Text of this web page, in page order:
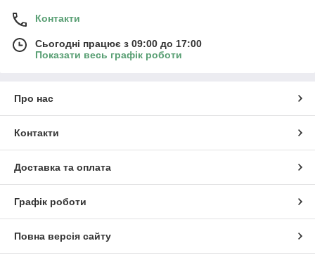
Контакти
Сьогодні працює з 09:00 до 17:00
Показати весь графік роботи
Про нас
Контакти
Доставка та оплата
Графік роботи
Повна версія сайту